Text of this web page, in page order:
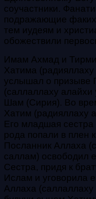
соучастники.
подражающие
тем иудеям и
обожествили
Имам Ахмад и
Хатима (радияллаху
услышал о призыве
(саллаллаху
Шам (Сирия). Во
Хатим (радияллаху
Его младшая сестра
рода попали в плен
Посланник Аллаха
саллам) освободил
Сестра, придя к
Ислам и уговорила
Аллаха